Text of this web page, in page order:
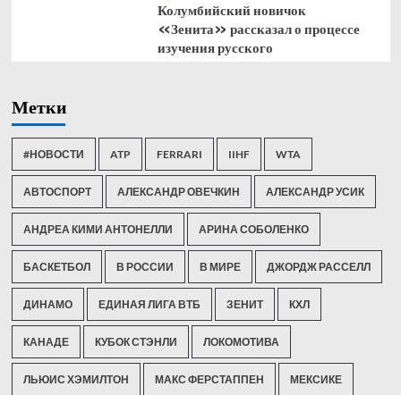
Колумбийский новичок
«Зенита» рассказал о процессе
изучения русского
Метки
#НОВОСТИ ATP FERRARI IIHF WTA
АВТОСПОРТ АЛЕКСАНДР ОВЕЧКИН АЛЕКСАНДР УСИК
АНДРЕА КИМИ АНТОНЕЛЛИ АРИНА СОБОЛЕНКО
БАСКЕТБОЛ В РОССИИ В МИРЕ ДЖОРДЖ РАССЕЛЛ
ДИНАМО ЕДИНАЯ ЛИГА ВТБ ЗЕНИТ КХЛ
КАНАДЕ КУБОК СТЭНЛИ ЛОКОМОТИВА
ЛЬЮИС ХЭМИЛТОН МАКС ФЕРСТАППЕН МЕКСИКЕ